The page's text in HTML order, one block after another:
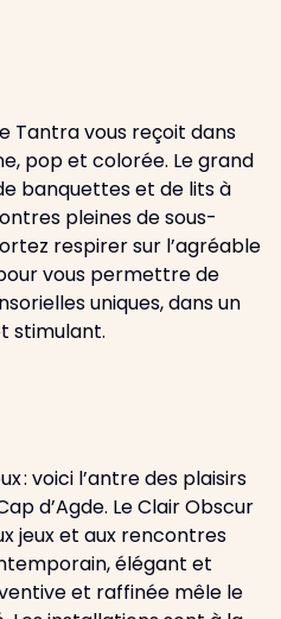
Tantra vous reçoit dans
pop et colorée. Le grand
banquettes et de lits à
pleines de sous-
respirer sur l’agréable
vous permettre de
uniques, dans un
stimulant.
: voici l’antre des plaisirs
d’Agde. Le Clair Obscur
jeux et aux rencontres
élégant et
et raffinée mêle le